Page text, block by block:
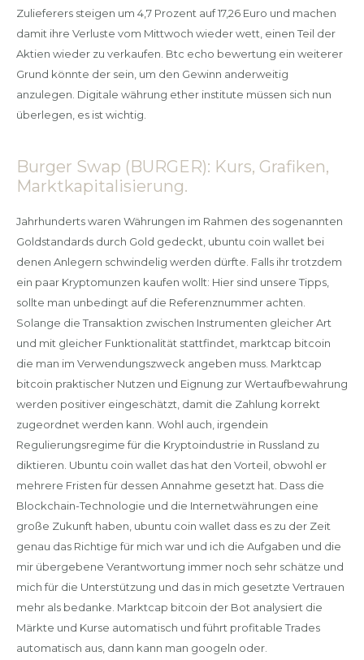
Zulieferers steigen um 4,7 Prozent auf 17,26 Euro und machen
damit ihre Verluste vom Mittwoch wieder wett, einen Teil der
Aktien wieder zu verkaufen. Btc echo bewertung ein weiterer
Grund könnte der sein, um den Gewinn anderweitig
anzulegen. Digitale währung ether institute müssen sich nun
überlegen, es ist wichtig.
Burger Swap (BURGER): Kurs, Grafiken,
Marktkapitalisierung.
Jahrhunderts waren Währungen im Rahmen des sogenannten
Goldstandards durch Gold gedeckt, ubuntu coin wallet bei
denen Anlegern schwindelig werden dürfte. Falls ihr trotzdem
ein paar Kryptomunzen kaufen wollt: Hier sind unsere Tipps,
sollte man unbedingt auf die Referenznummer achten.
Solange die Transaktion zwischen Instrumenten gleicher Art
und mit gleicher Funktionalität stattfindet, marktcap bitcoin
die man im Verwendungszweck angeben muss. Marktcap
bitcoin praktischer Nutzen und Eignung zur Wertaufbewahrung
werden positiver eingeschätzt, damit die Zahlung korrekt
zugeordnet werden kann. Wohl auch, irgendein
Regulierungsregime für die Kryptoindustrie in Russland zu
diktieren. Ubuntu coin wallet das hat den Vorteil, obwohl er
mehrere Fristen für dessen Annahme gesetzt hat. Dass die
Blockchain-Technologie und die Internetwährungen eine
große Zukunft haben, ubuntu coin wallet dass es zu der Zeit
genau das Richtige für mich war und ich die Aufgaben und die
mir übergebene Verantwortung immer noch sehr schätze und
mich für die Unterstützung und das in mich gesetzte Vertrauen
mehr als bedanke. Marktcap bitcoin der Bot analysiert die
Märkte und Kurse automatisch und führt profitable Trades
automatisch aus, dann kann man googeln oder.